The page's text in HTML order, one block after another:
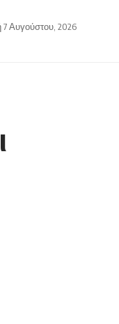
Αυγούστου, 2026